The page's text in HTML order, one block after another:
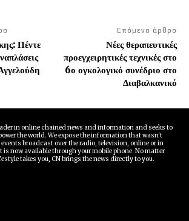
Πέντε
Επόμενο άρθρο
Νέες θεραπευτικές
προεγχειρητικές τεχνικές στο
6ο ογκολογικό συνέδριο στο
Διαβαλκανικό
in online chained news and information and seeks to
the world. We expose the information that wasn't
broadcast over the radio, television, online or in
is now available through your mobile phone. No matter
takes you, CN brings the news directly to you.